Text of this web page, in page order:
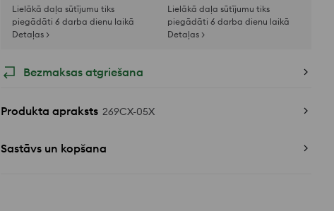
Lielākā daļa sūtījumu tiks
piegādāti 6 darba dienu laikā
Detaļas >
Lielākā daļa sūtījumu tiks
piegādāti 6 darba dienu laikā
Detaļas >
Bezmaksas atgriešana
Produkta apraksts 269CX-05X
Sastāvs un kopšana